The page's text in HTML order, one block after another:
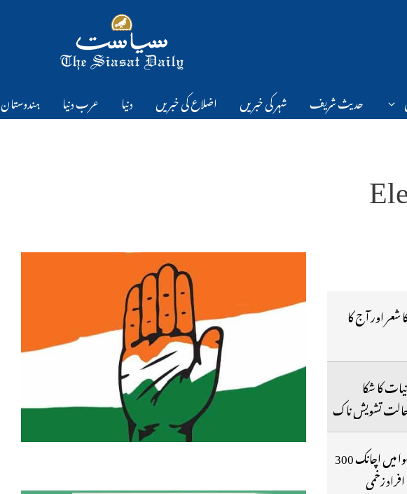
حدیث شریف شہر کی خبریں اضلاع کی خبریں دنیا عرب دنیا ہندوستان
شعر اور آج کا
کا شکا
تشویش ناک
ایئر انڈیا کا طیارہ ہوا میں اچانک 300